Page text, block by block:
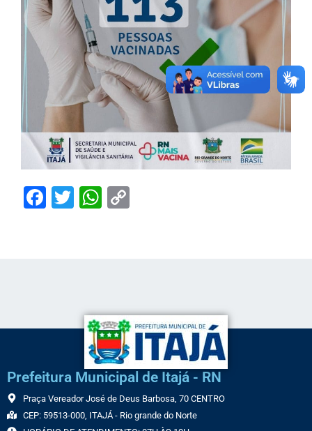
Facebook
TwitterWhatsApp
Prefeitura Municipal de Itajá - RN
Praça Vereador José de Deus Barbosa, 70 CENTRO
CEP: 59513-000, ITAJÁ - Rio grande do Norte